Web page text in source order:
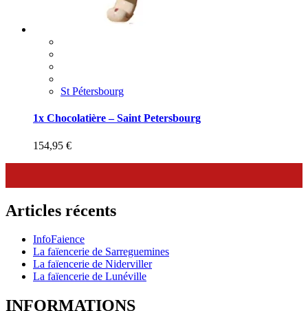
St Pétersbourg
1x Chocolatière – Saint Petersbourg
154,95 €
Articles récents
InfoFaience
La faïencerie de Sarreguemines
La faïencerie de Niderviller
La faïencerie de Lunéville
INFORMATIONS